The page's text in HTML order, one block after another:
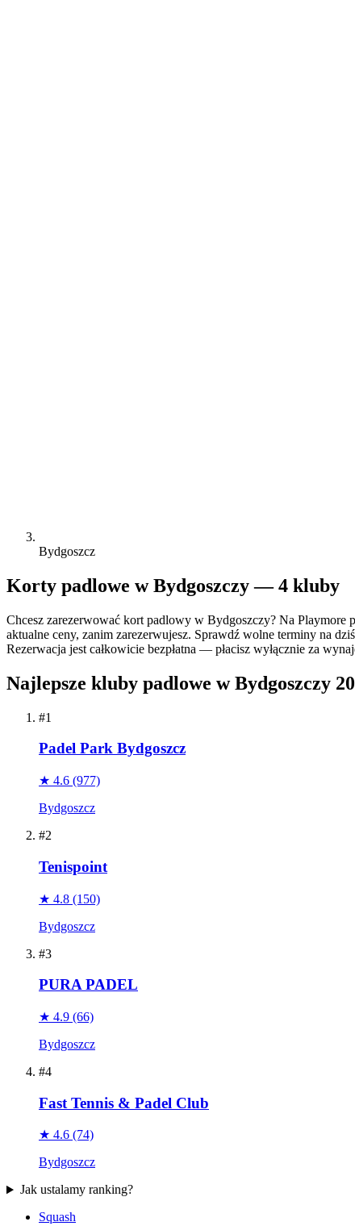
Bydgoszcz
Korty padlowe w Bydgoszczy — 4 kluby
Chcesz zarezerwować kort padlowy w Bydgoszczy? Na
aktualne ceny, zanim zarezerwujesz. Sprawdź wolne terminy na
Rezerwacja jest całkowicie bezpłatna — płacisz wyłącznie za
Najlepsze kluby padlowe w Bydgoszczy
#1
Padel Park Bydgoszcz
★ 4.6 (977)
Bydgoszcz
#2
Tenispoint
★ 4.8 (150)
Bydgoszcz
#3
PURA PADEL
★ 4.9 (66)
Bydgoszcz
#4
Fast Tennis & Padel Club
★ 4.6 (74)
Bydgoszcz
Jak ustalamy ranking?
Squash